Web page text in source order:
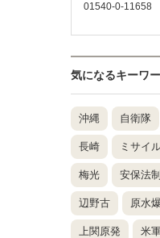
01540-0-11658
気になるキーワ
沖縄 自衛隊
長崎 ミサイ
梅光 安保法制
辺野古 原水爆
上関原発 米